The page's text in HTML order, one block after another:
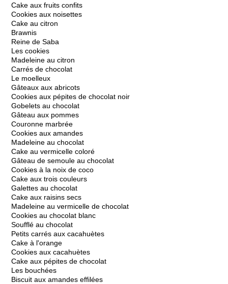
Cake aux fruits confits
Cookies aux noisettes
Cake au citron
Brawnis
Reine de Saba
Les cookies
Madeleine au citron
Carrés de chocolat
Le moelleux
Gâteaux aux abricots
Cookies aux pépites de chocolat noir
Gobelets au chocolat
Gâteau aux pommes
Couronne marbrée
Cookies aux amandes
Madeleine au chocolat
Cake au vermicelle coloré
Gâteau de semoule au chocolat
Cookies à la noix de coco
Cake aux trois couleurs
Galettes au chocolat
Cake aux raisins secs
Madeleine au vermicelle de chocolat
Cookies au chocolat blanc
Soufflé au chocolat
Petits carrés aux cacahuètes
Cake à l'orange
Cookies aux cacahuètes
Cake aux pépites de chocolat
Les bouchées
Biscuit aux amandes effilées